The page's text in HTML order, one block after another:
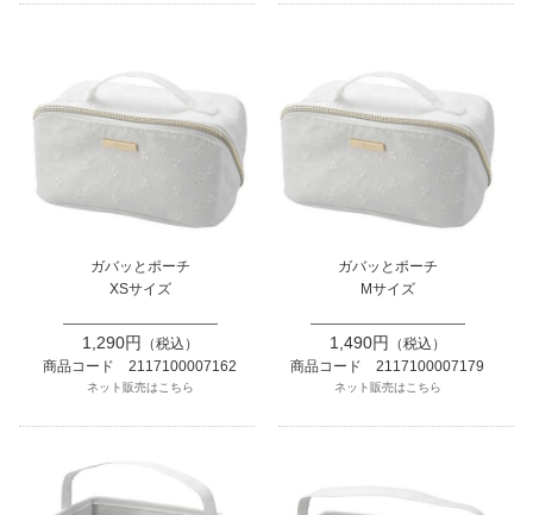
ガバッとポーチ
XSサイズ
1,290円
（税込）
商品コード 2117100007162
ネット販売はこちら
ガバッとポーチ
Mサイズ
1,490円
（税込）
商品コード 2117100007179
ネット販売はこちら